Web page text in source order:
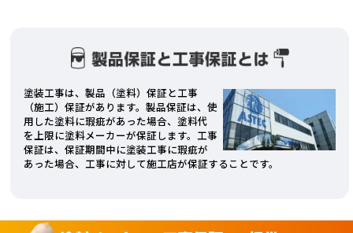
塗装工事は、製品（塗料）保証と工事
（施工）保証があります。製品保証は、使
用した塗料に瑕疵があった場合、塗料代
を上限に塗料メーカーが保証します。工事
保証は、保証期間中に塗装工事に瑕疵が
あった場合、工事に対して施工店が保証することです。